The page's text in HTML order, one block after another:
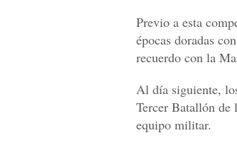
Previo a esta
épocas doradas
recuerdo con la
Al día siguiente,
Tercer Batallón de
equipo militar.